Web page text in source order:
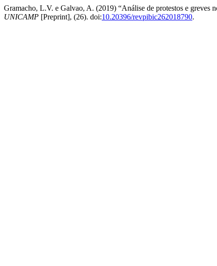
Gramacho, L.V. e Galvao, A. (2019) “Análise de protestos e greves
UNICAMP [Preprint], (26). doi:10.20396/revpibic262018790.